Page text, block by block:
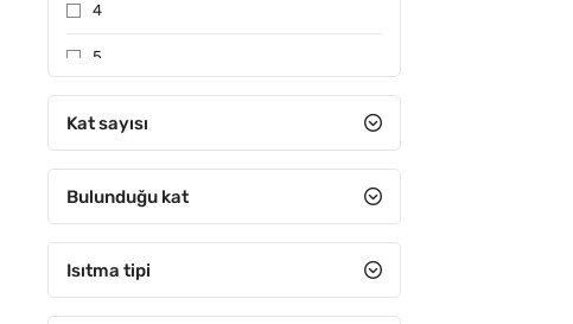
4
5
11-15 arası
16-20 arası
21-25 arası
Kat sayısı
Bulunduğu kat
Isıtma tipi